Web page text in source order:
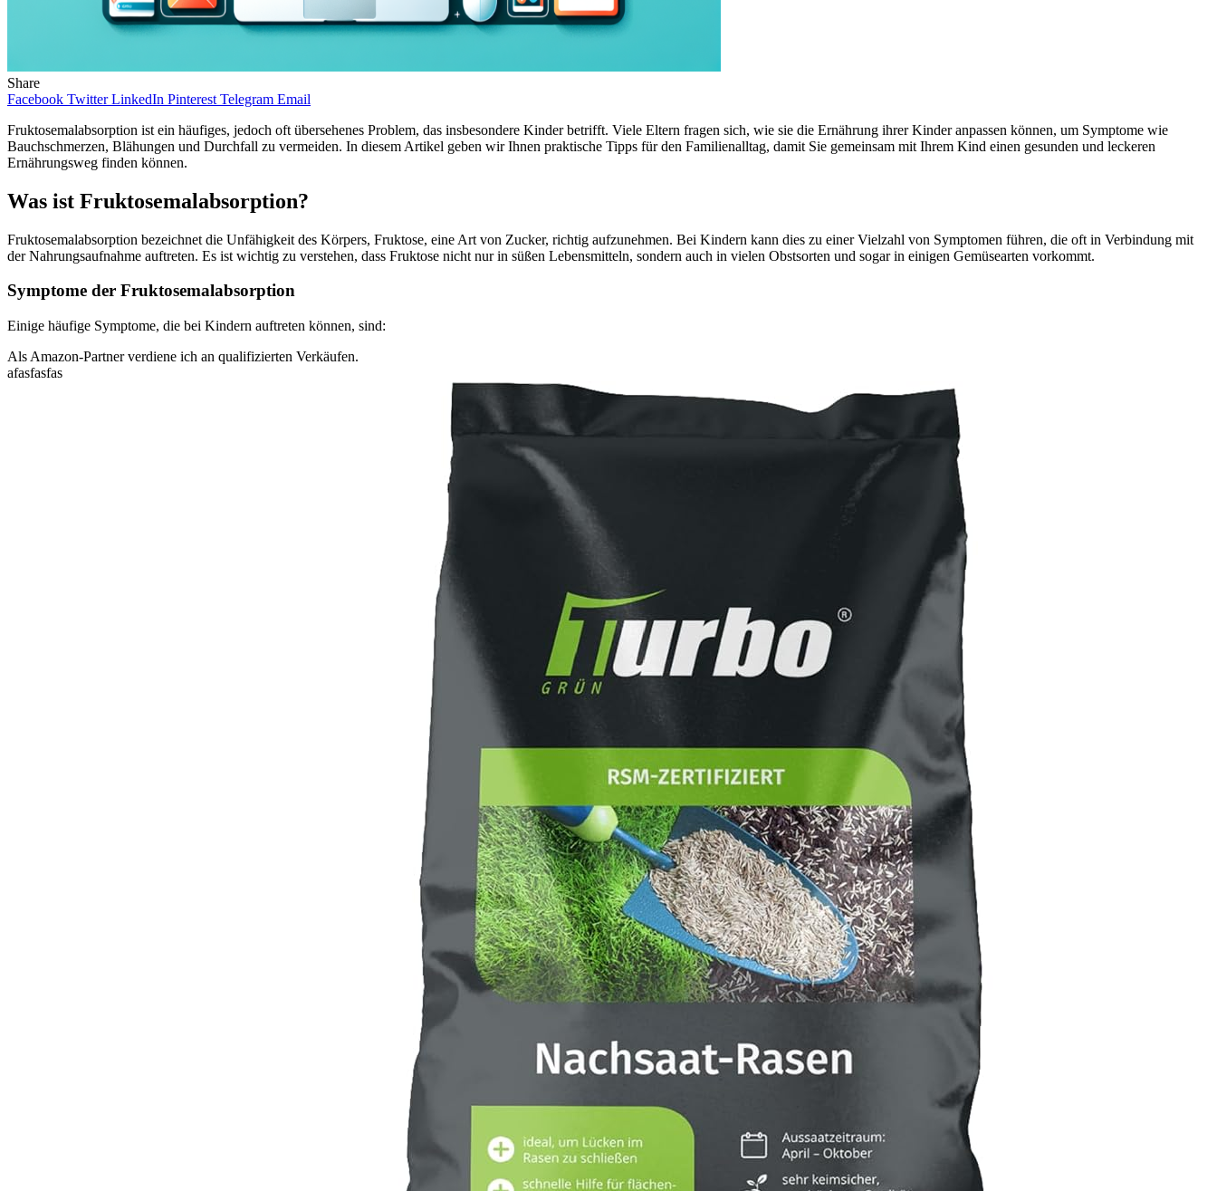
Share
Facebook Twitter LinkedIn Pinterest Telegram Email
Fruktosemalabsorption ist ein häufiges, jedoch oft übersehenes Problem, das insbesondere Kinder betrifft. Viele Eltern fragen sich, wie sie die Ernährung ihrer Kinder anpassen können, um Symptome wie
Bauchschmerzen, Blähungen und Durchfall zu vermeiden. In diesem Artikel geben wir Ihnen praktische Tipps für den Familienalltag, damit Sie gemeinsam mit Ihrem Kind einen gesunden und leckeren
Ernährungsweg finden können.
Was ist Fruktosemalabsorption?
Fruktosemalabsorption bezeichnet die Unfähigkeit des Körpers, Fruktose, eine Art von Zucker, richtig aufzunehmen. Bei Kindern kann dies zu einer Vielzahl von Symptomen führen, die oft in Verbindung mit
der Nahrungsaufnahme auftreten. Es ist wichtig zu verstehen, dass Fruktose nicht nur in süßen Lebensmitteln, sondern auch in vielen Obstsorten und sogar in einigen Gemüsearten vorkommt.
Symptome der Fruktosemalabsorption
Einige häufige Symptome, die bei Kindern auftreten können, sind:
Als Amazon-Partner verdiene ich an qualifizierten Verkäufen.
afasfasfas